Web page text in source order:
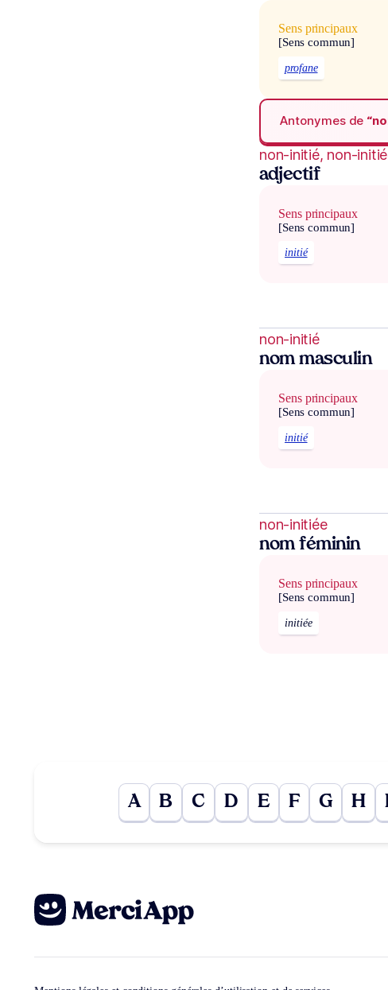
Sens principaux
[Sens commun]
profane
Antonymes de
non-initié, non-
adjectif
Sens principaux
[Sens commun]
initié
non-initié
nom masculin
Sens principaux
[Sens commun]
initié
non-initiée
nom féminin
Sens principaux
[Sens commun]
initiée
A B C D E F G H